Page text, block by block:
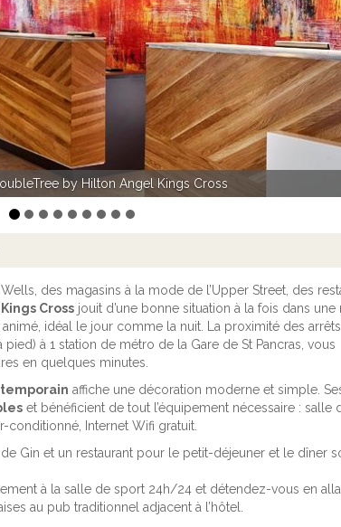
by Hilton Angel Kings Cross
DoubleTree by Hilton Angel Kings Cross
des magasins à la mode de l’Upper Street, des
Cross jouit d’une bonne situation à la fois dans une
idéal le jour comme la nuit. La proximité des
à 1 station de métro de la Gare de St Pancras, vous
en quelques minutes.
affiche une décoration moderne et simple.
et bénéficient de tout l’équipement nécessaire : salle
conditionné, Internet Wifi gratuit.
Gin et un restaurant pour le petit-déjeuner et le dîner
à la salle de sport 24h/24 et détendez-vous en
au pub traditionnel adjacent à l’hôtel.